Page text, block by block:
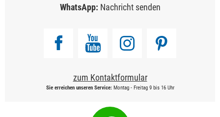
WhatsApp: Nachricht senden
zum Kontaktformular
Sie erreichen unseren Service:Montag - Freitag 9 bis 16 Uhr